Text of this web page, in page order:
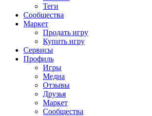
Теги
Сообщества
Маркет
Продать игру
Купить игру
Сервисы
Профиль
Игры
Медиа
Отзывы
Друзья
Маркет
Сообщества